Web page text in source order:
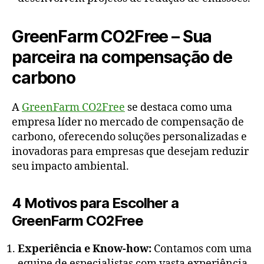
GreenFarm CO2Free – Sua
parceira na compensação de
carbono
A GreenFarm CO2Free se destaca como uma
empresa líder no mercado de compensação de
carbono, oferecendo soluções personalizadas e
inovadoras para empresas que desejam reduzir
seu impacto ambiental.
4 Motivos para Escolher a
GreenFarm CO2Free
Experiência e Know-how: Contamos com uma